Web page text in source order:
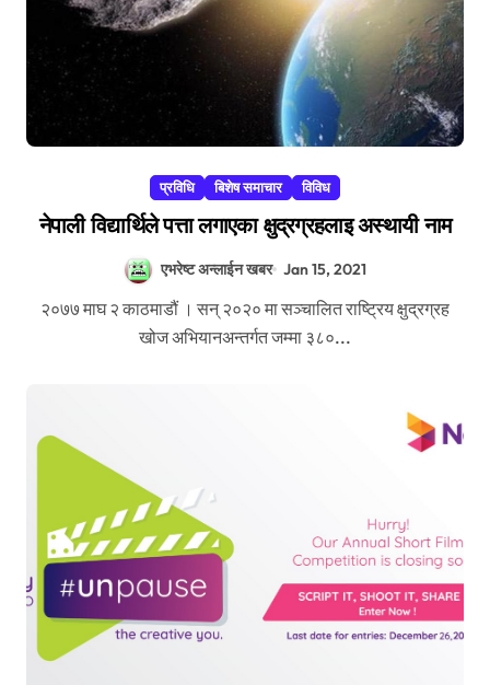
प्रविधि बिशेष समाचार विविध
नेपाली विद्यार्थिले पत्ता लगाएका क्षुद्रग्रहलाइ अस्थायी नाम
एभरेष्ट अन्लाईन खबर Jan 15, 2021
२०७७ माघ २ काठमाडौं । सन् २०२० मा सञ्चालित राष्ट्रिय क्षुद्रग्रह
खोज अभियानअन्तर्गत जम्मा ३८०...